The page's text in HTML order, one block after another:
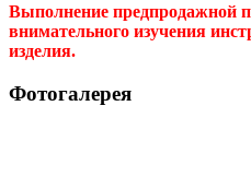
Выполнение предпродажной
внимательного изучения
изделия.
Фотогалерея